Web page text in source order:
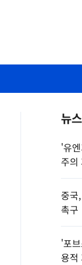
뉴스
'유
주의
중국
촉구
'포
용적